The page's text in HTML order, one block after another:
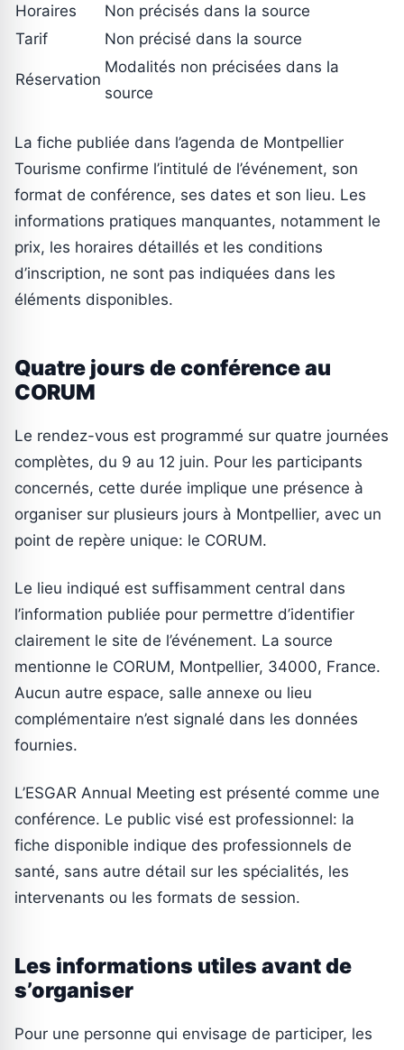
Horaires
Non précisés dans la source
Tarif
Non précisé dans la source
Réservation
Modalités non précisées dans la
source
La fiche publiée dans l’agenda de Montpellier
Tourisme confirme l’intitulé de l’événement, son
format de conférence, ses dates et son lieu. Les
informations pratiques manquantes, notamment le
prix, les horaires détaillés et les conditions
d’inscription, ne sont pas indiquées dans les
éléments disponibles.
Quatre jours de conférence au
CORUM
Le rendez-vous est programmé sur quatre journées
complètes, du 9 au 12 juin. Pour les participants
concernés, cette durée implique une présence à
organiser sur plusieurs jours à Montpellier, avec un
point de repère unique: le CORUM.
Le lieu indiqué est suffisamment central dans
l’information publiée pour permettre d’identifier
clairement le site de l’événement. La source
mentionne le CORUM, Montpellier, 34000, France.
Aucun autre espace, salle annexe ou lieu
complémentaire n’est signalé dans les données
fournies.
L’ESGAR Annual Meeting est présenté comme une
conférence. Le public visé est professionnel: la
fiche disponible indique des professionnels de
santé, sans autre détail sur les spécialités, les
intervenants ou les formats de session.
Les informations utiles avant de
s’organiser
Pour une personne qui envisage de participer, les